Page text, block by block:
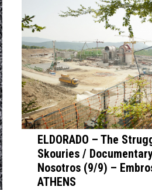
ELDORADO – The
Skouries /
Nosotros (9/9) –
ATHENS